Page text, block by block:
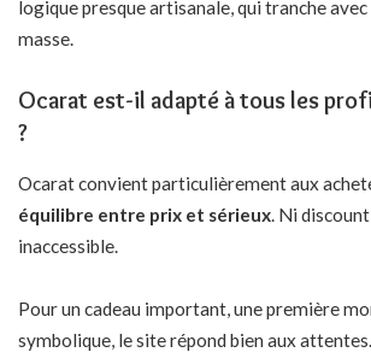
logique presque artisanale, qui tranche avec
masse.
Ocarat est-il adapté à tous les
?
Ocarat convient particulièrement aux
équilibre entre prix et sérieux. Ni
inaccessible.
Pour un cadeau important, une première
symbolique, le site répond bien aux